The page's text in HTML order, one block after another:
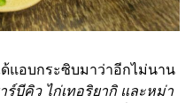
ด้แอบกระซิบมาว่าอีกไม่นาน
ร์บีคิว ไก่เทอริยากิ และหม่า